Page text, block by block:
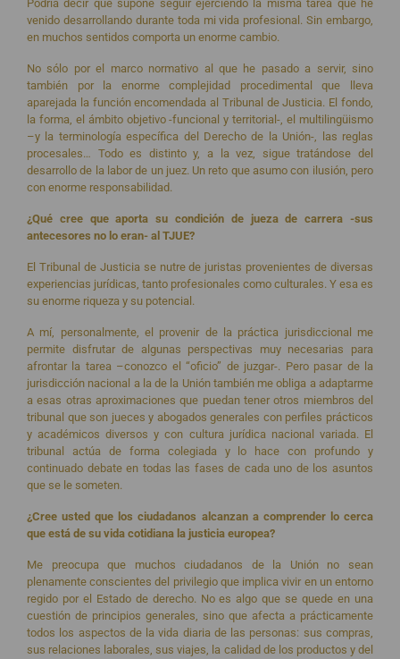
Podría decir que supone seguir ejerciendo la misma tarea que he
venido desarrollando durante toda mi vida profesional. Sin embargo,
en muchos sentidos comporta un enorme cambio.
No sólo por el marco normativo al que he pasado a servir, sino
también por la enorme complejidad procedimental que lleva
aparejada la función encomendada al Tribunal de Justicia. El fondo,
la forma, el ámbito objetivo -funcional y territorial-, el multilingüismo
–y la terminología específica del Derecho de la Unión-, las reglas
procesales… Todo es distinto y, a la vez, sigue tratándose del
desarrollo de la labor de un juez. Un reto que asumo con ilusión, pero
con enorme responsabilidad.
¿Qué cree que aporta su condición de jueza de carrera -sus
antecesores no lo eran- al TJUE?
El Tribunal de Justicia se nutre de juristas provenientes de diversas
experiencias jurídicas, tanto profesionales como culturales. Y esa es
su enorme riqueza y su potencial.
A mí, personalmente, el provenir de la práctica jurisdiccional me
permite disfrutar de algunas perspectivas muy necesarias para
afrontar la tarea –conozco el “oficio” de juzgar-. Pero pasar de la
jurisdicción nacional a la de la Unión también me obliga a adaptarme
a esas otras aproximaciones que puedan tener otros miembros del
tribunal que son jueces y abogados generales con perfiles prácticos
y académicos diversos y con cultura jurídica nacional variada. El
tribunal actúa de forma colegiada y lo hace con profundo y
continuado debate en todas las fases de cada uno de los asuntos
que se le someten.
¿Cree usted que los ciudadanos alcanzan a comprender lo cerca
que está de su vida cotidiana la justicia europea?
Me preocupa que muchos ciudadanos de la Unión no sean
plenamente conscientes del privilegio que implica vivir en un entorno
regido por el Estado de derecho. No es algo que se quede en una
cuestión de principios generales, sino que afecta a prácticamente
todos los aspectos de la vida diaria de las personas: sus compras,
sus relaciones laborales, sus viajes, la calidad de los productos y del